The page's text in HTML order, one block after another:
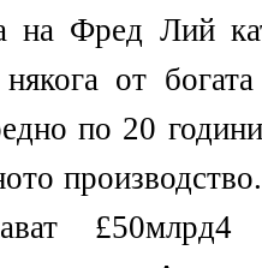
на Фред Лий
от
по 20
£50млрд